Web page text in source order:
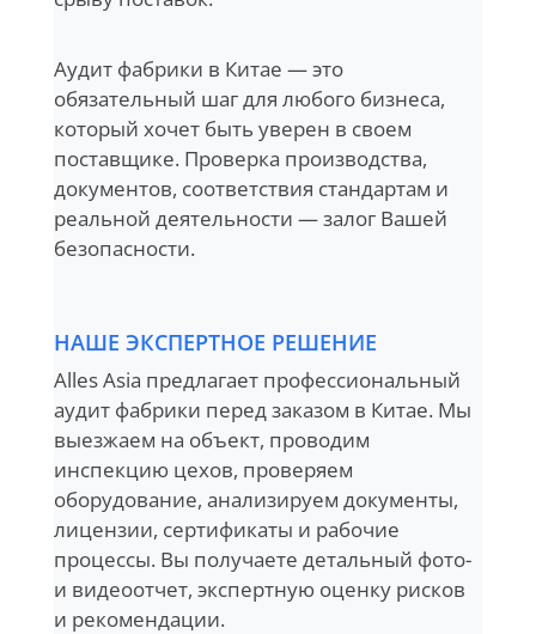
Аудит фабрики в Китае — это
обязательный шаг для любого бизнеса,
который хочет быть уверен в своем
поставщике. Проверка производства,
документов, соответствия стандартам и
реальной деятельности — залог Вашей
безопасности.
НАШЕ ЭКСПЕРТНОЕ РЕШЕНИЕ
Alles Asia предлагает профессиональный
аудит фабрики перед заказом в Китае. Мы
выезжаем на объект, проводим
инспекцию цехов, проверяем
оборудование, анализируем документы,
лицензии, сертификаты и рабочие
процессы. Вы получаете детальный фото-
и видеоотчет, экспертную оценку рисков
и рекомендации.